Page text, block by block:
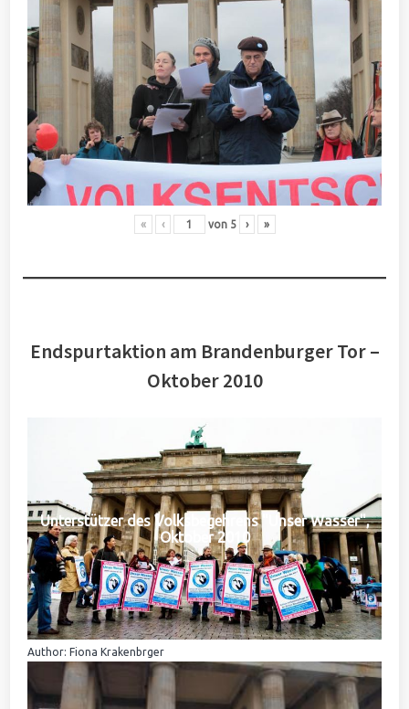
« ‹ von 5 › »
Endspurtaktion am Brandenburger Tor –
Oktober 2010
Unterstützer des Volksbegehrens "Unser Wasser",
Oktober 2010
Author: Fiona Krakenbrger